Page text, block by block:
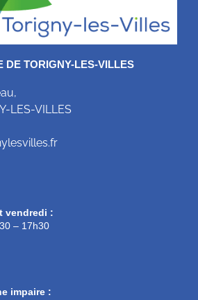
DE TORIGNY-LES-VILLES
LES-VILLES
vendredi :
– 17h30
impaire :